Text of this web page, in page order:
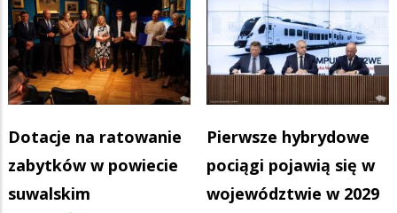
Dotacje na ratowanie
zabytków w powiecie
suwalskim
Pierwsze hybrydowe
pociągi pojawią się w
województwie w 2029